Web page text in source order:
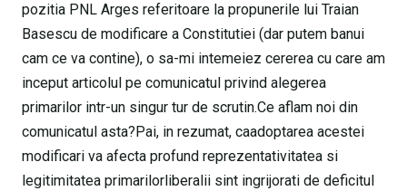
pozitia PNL Arges referitoare la propunerile lui Traian
Basescu de modificare a Constitutiei (dar putem banui
cam ce va contine), o sa-mi intemeiez cererea cu care am
inceput articolul pe comunicatul privind alegerea
primarilor intr-un singur tur de scrutin.Ce aflam noi din
comunicatul asta?Pai, in rezumat, caadoptarea acestei
modificari va afecta profund reprezentativitatea si
legitimitatea primarilorliberalii sint ingrijorati de deficitul